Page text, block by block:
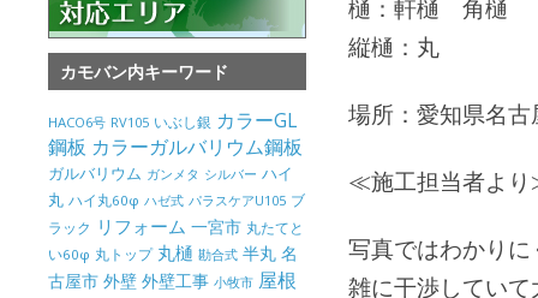
樋：軒樋 角樋
縦樋：丸
場所：愛知県名
≪施工担当者よ
写真ではわかり
雑に干渉してい
カモバン内キーワード
HACO6号 RV105 いぶし銀 カラーGL
鋼板 カラーガルバリウム鋼板
ガルバリウム ガンメタ シルバー ハイ
丸 ハイ丸60φ ハゼ式 パラスケアU105 ブ
ラック リフォーム 一宮市 丸たてと
い60φ 丸トップ 丸樋 勘合式 半丸 名
古屋市 外壁 外壁工事 小牧市 屋根